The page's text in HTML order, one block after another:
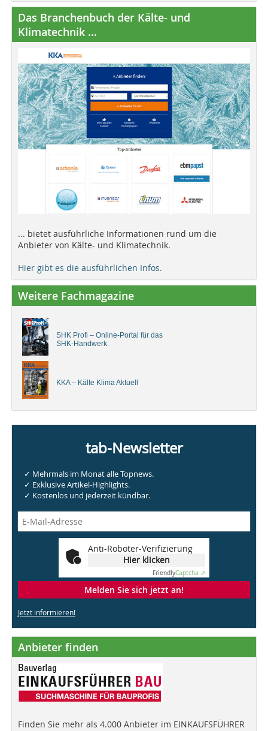
Das Branchenbuch der Kälte- und
Klimatechnik ...
... bietet ausführliche Informationen rund um die
Anbieter von Kälte- und Klimatechnik.
Hier gibt es die ausführlichen Infos.
Weitere Fachmagazine
SHK Profi – Online-Portal für das
SHK-Handwerk
KKA – Kälte Klima Aktuell
tab-Newsletter
✓ Mehrmals im Monat alle Topnews.
✓ Exklusive Artikel-Highlights.
✓ Kostenlos und jederzeit kündbar.
Anti-Roboter-Verifizierung
Hier klicken
FriendlyCaptcha ⇗
Melden Sie sich jetzt an!
Jetzt informieren!
Anbieter finden
Finden Sie mehr als 4.000 Anbieter im EINKAUFSFÜHRER